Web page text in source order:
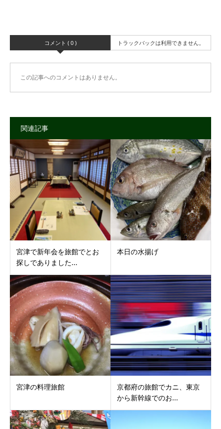
コメント ( 0 ) トラックバックは利用できません。
この記事へのコメントはありません。
関連記事
宮津で新年会を旅館でとお
探しでありました...
本日の水揚げ
宮津の料理旅館
京都府の旅館でカニ、東京
から新幹線でのお...